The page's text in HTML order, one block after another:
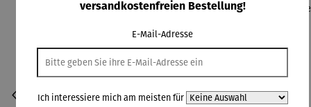
versandkostenfreien Bestellung!
E-Mail-Adresse
Ich interessiere mich am meisten für